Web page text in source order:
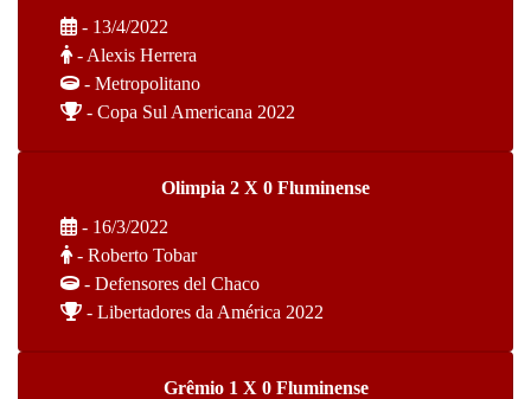
- 13/4/2022
- Alexis Herrera
- Metropolitano
- Copa Sul Americana 2022
Olimpia 2 X 0 Fluminense
- 16/3/2022
- Roberto Tobar
- Defensores del Chaco
- Libertadores da América 2022
Grêmio 1 X 0 Fluminense